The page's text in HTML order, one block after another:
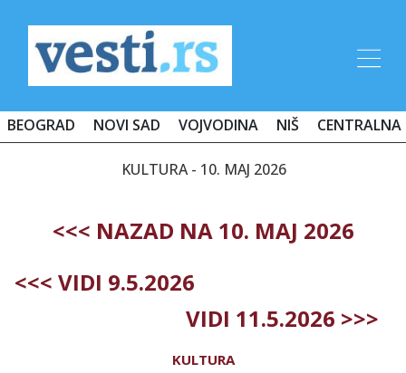
BEOGRAD NOVI SAD VOJVODINA NIŠ CENTRALNA
KULTURA - 10. MAJ 2026
<<< NAZAD NA 10. MAJ 2026
<<< VIDI 9.5.2026
VIDI 11.5.2026 >>>
KULTURA